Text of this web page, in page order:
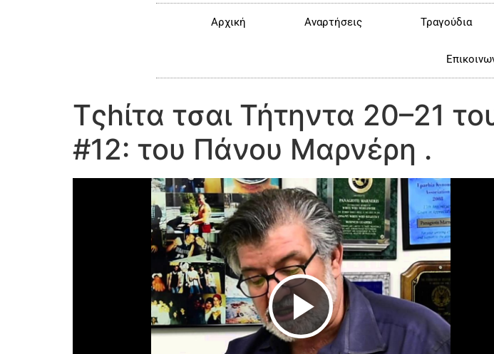
Αρχική Αναρτήσεις Τραγούδια
Τςhίτα τσαι Τήτηντα 20–21
#12: του Πάνου Μαρνέρη .
Play Video